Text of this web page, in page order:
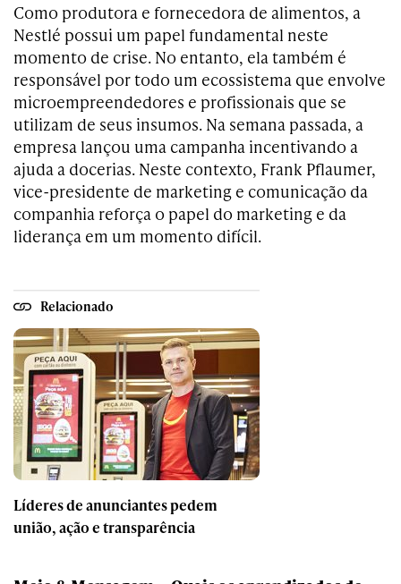
Como produtora e fornecedora de alimentos, a
Nestlé possui um papel fundamental neste
momento de crise. No entanto, ela também é
responsável por todo um ecossistema que envolve
microempreendedores e profissionais que se
utilizam de seus insumos. Na semana passada, a
empresa lançou uma campanha incentivando a
ajuda a docerias. Neste contexto, Frank Pflaumer,
vice-presidente de marketing e comunicação da
companhia reforça o papel do marketing e da
liderança em um momento difícil.
Relacionado
Líderes de anunciantes pedem
união, ação e transparência